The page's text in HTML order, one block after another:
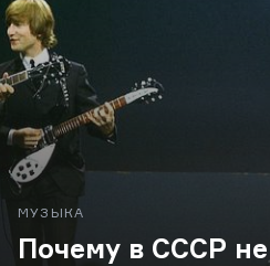
МУЗЫКА
Почему в СССР не